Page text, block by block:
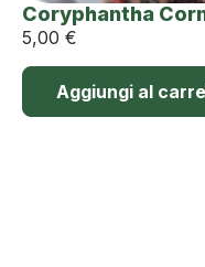
Coryphantha
5,00 €
Aggiungi al